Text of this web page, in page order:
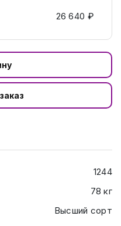
26 640 ₽
1244
78 кг
Высший сорт